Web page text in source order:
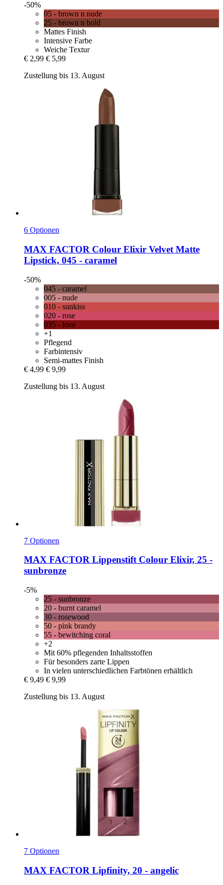
-50%
05 - brown n nude
25 - brown n bold
Mattes Finish
Intensive Farbe
Weiche Textur
€ 2,99 € 5,99
Zustellung bis 13. August
6 Optionen
MAX FACTOR Colour Elixir Velvet Matte
Lipstick, 045 -​ caramel
-50%
045 - caramel
005 - nude
010 - sunkiss
020 - rose
035 - love
+1
Pflegend
Farbintensiv
Semi-mattes Finish
€ 4,99 € 9,99
Zustellung bis 13. August
7 Optionen
MAX FACTOR Lippenstift Colour Elixir, 25 -​
sunbronze
-5%
25 - sunbronze
20 - burnt caramel
30 - rosewood
50 - pink brandy
55 - bewitching coral
+2
Mit 60% pflegenden Inhaltsstoffen
Für besonders zarte Lippen
In vielen unterschiedlichen Farbtönen erhältlich
€ 9,49 € 9,99
Zustellung bis 13. August
7 Optionen
MAX FACTOR Lipfinity, 20 -​ angelic